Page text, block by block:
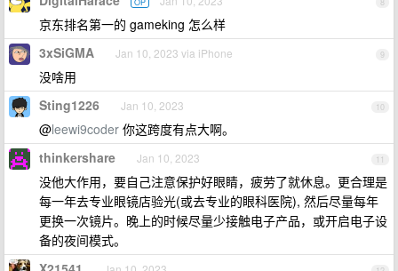
京东排名第一的 gameking 怎么样
9
3xSiGMA Jan 10, 2023 via iPhone
没啥用
10
Sting1226 Jan 10, 2023
@leewi9coder 你这跨度有点大啊。
11
thinkershare Jan 10, 2023
没他大作用，要自己注意保护好眼睛，疲劳了就休息。更合理是
每一年去专业眼镜店验光(或去专业的眼科医院), 然后尽量每年
更换一次镜片。晚上的时候尽量少接触电子产品，或开启电子设
备的夜间模式。